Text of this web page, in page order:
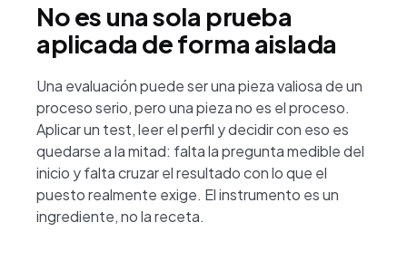
No es una sola prueba
aplicada de forma aislada
Una evaluación puede ser una pieza valiosa de un
proceso serio, pero una pieza no es el proceso.
Aplicar un test, leer el perfil y decidir con eso es
quedarse a la mitad: falta la pregunta medible del
inicio y falta cruzar el resultado con lo que el
puesto realmente exige. El instrumento es un
ingrediente, no la receta.